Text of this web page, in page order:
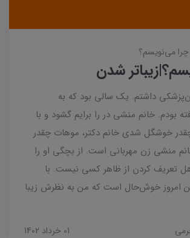
چرا می‌نویسم؟
شدن
داشتم. یک سالی بود که به
بودم. خانم منشی در را برایم گشود و با
خوشگل شدی خانم دکتر، موهات چقدر
منشی زن مهربانی است. از بچگی او را
تعریف کردن از ظاهر کسی نیست. با
امروز خوش‌حال است که من به‌ نظرش زیبا
01 خرداد 1402